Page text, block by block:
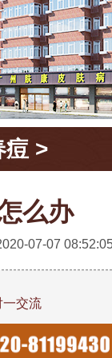
痘 >
么办
07-07
一交流